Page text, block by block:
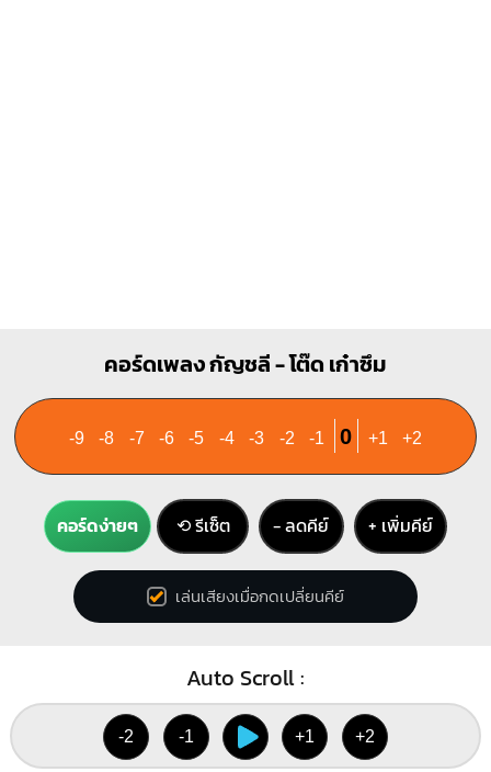
คอร์ดเพลง กัญชลี - โต๊ด เก๋าซึม
-9 -8 -7 -6 -5 -4 -3 -2 -1 0 +1 +2
คอร์ดง่ายๆ ⟲ รีเซ็ต − ลดคีย์ + เพิ่มคีย์
เล่นเสียงเมื่อกดเปลี่ยนคีย์
Auto Scroll :
-2 -1 +1 +2